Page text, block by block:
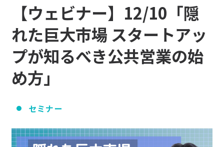
【ウェビナー】12/10「隠
れた巨大市場 スタートアッ
プが知るべき公共営業の始
め方」
セミナー